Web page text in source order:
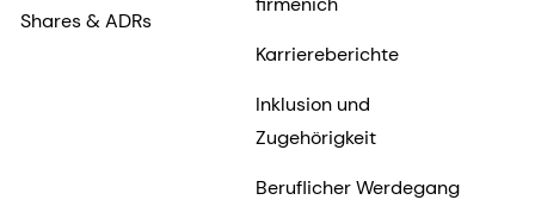
Shares & ADRs
Karriereberichte
Inklusion und
Zugehörigkeit
Beruflicher Werdegang